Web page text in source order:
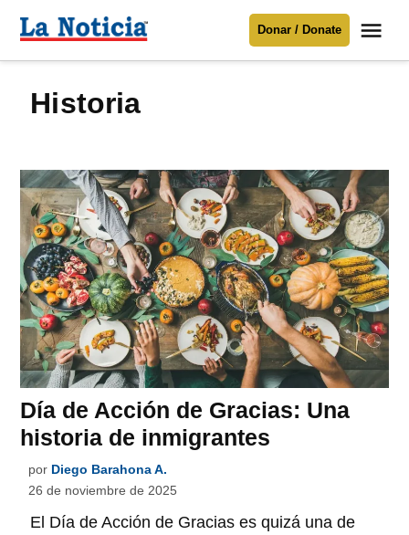
Para mantenerte informado necesitamos
contenido
Noticia
Donar / Donate
historia
Día de Acción de Gracias: Una
historia de inmigrantes
por Diego Barahona A.
26 de noviembre de 2025
El Día de Acción de Gracias es quizá una de